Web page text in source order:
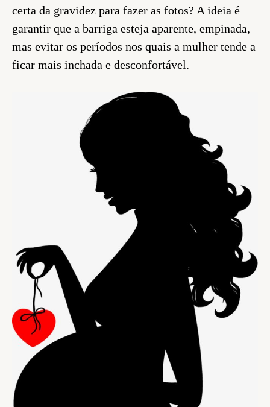
certa da gravidez para fazer as fotos? A ideia é
garantir que a barriga esteja aparente, empinada,
mas evitar os períodos nos quais a mulher tende a
ficar mais inchada e desconfortável.